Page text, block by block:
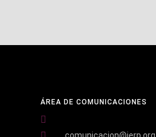
ÁREA DE COMUNICACIONES